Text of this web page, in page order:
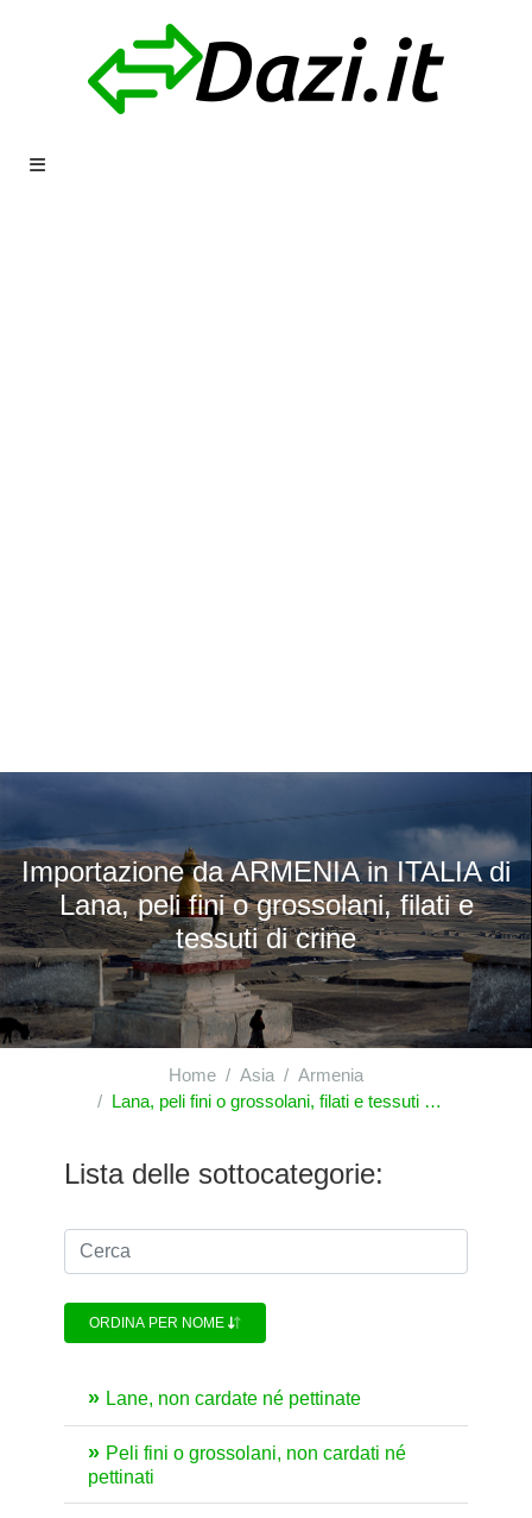
Importazione da ARMENIA in ITALIA di
Lana, peli fini o grossolani, filati e
tessuti di crine
Home Asia
Armenia
Lana, peli fini o grossolani, filati e tessuti di crine
Lista delle sottocategorie:
ORDINA PER NOME
Lane, non cardate né pettinate
Peli fini o grossolani, non cardati né
pettinati